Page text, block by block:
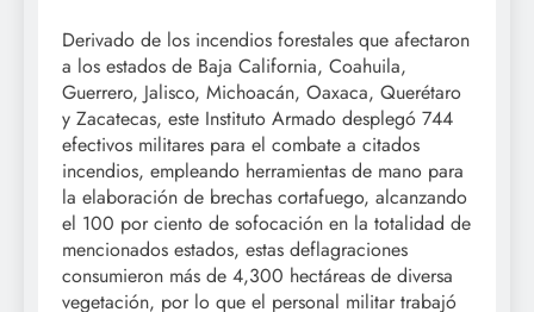
Derivado de los incendios forestales que afectaron
a los estados de Baja California, Coahuila,
Guerrero, Jalisco, Michoacán, Oaxaca, Querétaro
y Zacatecas, este Instituto Armado desplegó 744
efectivos militares para el combate a citados
incendios, empleando herramientas de mano para
la elaboración de brechas cortafuego, alcanzando
el 100 por ciento de sofocación en la totalidad de
mencionados estados, estas deflagraciones
consumieron más de 4,300 hectáreas de diversa
vegetación, por lo que el personal militar trabajó